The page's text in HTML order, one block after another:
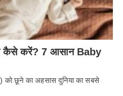
कैसे करें? 7 आसान Baby
को छूने का अहसास दुनिया का सबसे